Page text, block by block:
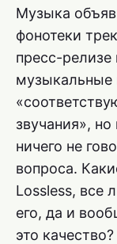
Музыка
фонотеки
пресс-релизе
музыкальные
звучания»,
ничего не
вопроса.
Lossless, все
его, да и
это качество?